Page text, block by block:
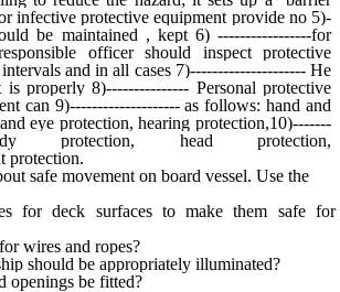
infective protective equipment provide no 5)-
be maintained , kept 6) -----------------for
officer should inspect protective
and in all cases 7)--------------------- He
is properly 8)--------------- Personal protective
can 9)-------------------- as follows: hand and
eye protection, hearing protection,10)-------
protection, head protection,
protection.
safe movement on board vessel. Use the
fordeck surfaces to make them safe for
wires and ropes?
should be appropriately illuminated?
openings be fitted?